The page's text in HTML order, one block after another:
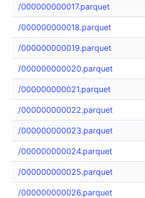
/000000000017.parquet
/000000000018.parquet
/000000000019.parquet
/000000000020.parquet
/000000000021.parquet
/000000000022.parquet
/000000000023.parquet
/000000000024.parquet
/000000000025.parquet
/000000000026.parquet